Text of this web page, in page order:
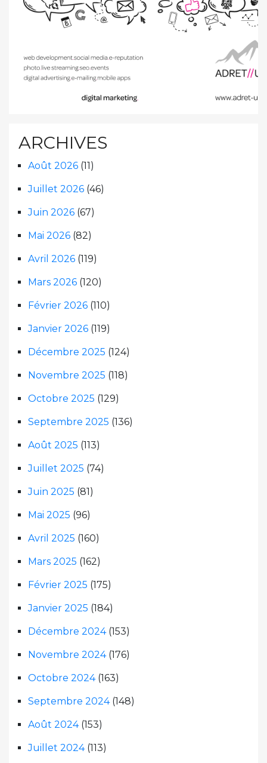
ARCHIVES
Août 2026 (11)
Juillet 2026 (46)
Juin 2026 (67)
Mai 2026 (82)
Avril 2026 (119)
Mars 2026 (120)
Février 2026 (110)
Janvier 2026 (119)
Décembre 2025 (124)
Novembre 2025 (118)
Octobre 2025 (129)
Septembre 2025 (136)
Août 2025 (113)
Juillet 2025 (74)
Juin 2025 (81)
Mai 2025 (96)
Avril 2025 (160)
Mars 2025 (162)
Février 2025 (175)
Janvier 2025 (184)
Décembre 2024(153)
Novembre 2024(176)
Octobre 2024(163)
Septembre 2024(148)
Août 2024(153)
Juillet 2024(113)